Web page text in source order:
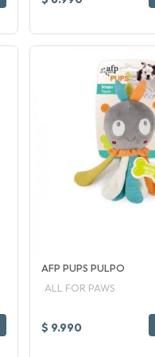
AFP PUPS PULPO
ALL FOR PAWS
$ 9.990